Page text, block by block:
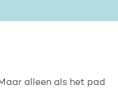
alleen als het pad